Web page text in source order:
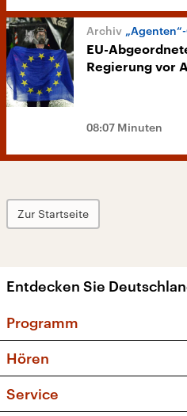
EU-
Regierung vor
08:07 Minuten
Zur Startseite
Entdecken Sie
Programm
Sendungen und
Musikliste
Hören
Service